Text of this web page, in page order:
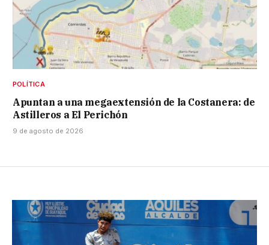
POLÍTICA
Apuntan a una megaextensión de la Costanera: de
Astilleros a El Perichón
9 de agosto de 2026